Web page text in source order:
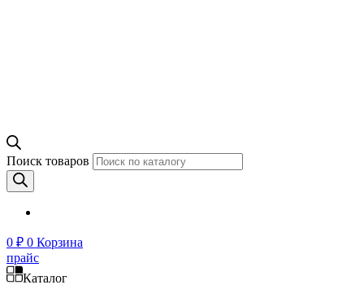
Поиск товаров
0 ₽ 0 Корзина
прайс
Каталог